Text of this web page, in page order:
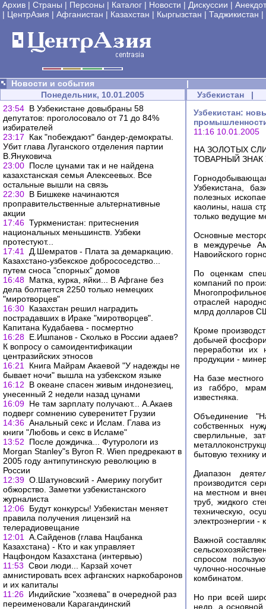
Архив | Страны | Персоны | Каталог | Новости | Дискуссии |
| ЦентрАзия | Афганистан | Казахстан | Кыргызстан | Таджикистан |
Новости и события
|
Понедельник, 10.01.2005
23:54 В Узбекистане довыбраны 58
депутатов: проголосовало от 71 до 84%
избирателей
23:17
Как "побеждают" бандер-демократы.
Убит глава Луганского отделения партии
В.Януковича
23:00 После цунами так и не найдена
казахстанская семья Алексеевых. Все
остальные вышли на связь
22:30 В Бишкеке начинаются
проправительственные альтернативные
акции
17:46 Туркменистан: притеснения
национальных меньшинств. Узбеки
протестуют...
17:41
Д.Шемратов - Плата за демаркацию.
Казахстано-узбекское добрососедство...
путем сноса "спорных" домов
16:48 Матка, курка, яйки... В Афгане без
дела болтается 2250 только немецких
"миротворцев"
16:30 Казахстан решил наградить
пострадавших в Ираке "миротворцев".
Капитана Кудабаева - посмертно
16:28 Е.Ишпанов - Сколько в России адаев?
К вопросу о самоидентификации
центразийских этносов
16:21
Книга Майрам Акаевой "У надежды не
бывает ночи" вышла на узбекском языке
16:12
В океане спасен живым индонезиец,
унесенный 2 недели назад цунами
16:09 Не там зарплату получают... А.Акаев
подверг сомнению суверенитет Грузии
14:36 Анальный секс и Ислам. Глава из
книги "Любовь и секс в Исламе"
13:52
После дождичка... Футурологи из
Morgan Stanley"s Byron R. Wien предрекают в
2005 году антипутинскую революцию в
России
12:39 О.Шатуновский - Америку погубит
обжорство. Заметки узбекистанского
журналиста
12:06 Будут конкурсы! Узбекистан меняет
правила получения лицензий на
телерадиовещание
12:01
А.Сайденов (глава Нацбанка
Казахстана) - Кто и как управляет
Нацфондом Казахстана (интервью)
11:53 Свои люди... Карзай хочет
амнистировать всех афганских наркобаронов
и их капиталы
11:26 Индийские "хозяева" в очередной раз
переименовали Карагандинский
Узбекистан |
Узбекистан:
11:16 10.01.2005
НА ЗОЛОТЫХ
ТОВАРНЫЙ ЗНАК
Узбекистана,
полезных
каолины, наша
только ведущие
Основные
в междуречье
Навоийского
По оценкам
компаний по
отраслей
млрд долларов
Кроме
добычей
переработки их
продукции -
На базе
из габбро,
известняка.
Объединение
собственных
сверлильные,
бытовую технику
Диапазон
производится
на местном и
труб, жидкого
техническую,
электроэнергии -
Важной
спросом
чулочно-
комбинатом.
Но при всей
недр, а основной